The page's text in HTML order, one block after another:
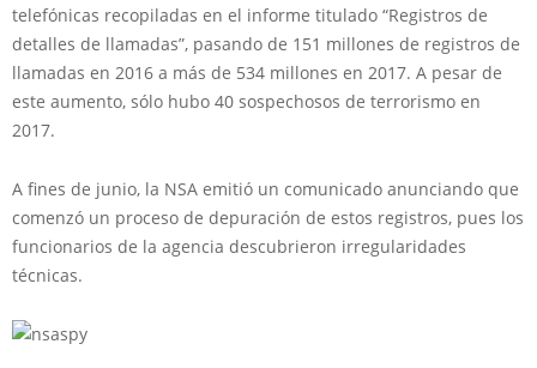
telefónicas recopiladas en el informe titulado “Registros de
detalles de llamadas”, pasando de 151 millones de registros de
llamadas en 2016 a más de 534 millones en 2017. A pesar de
este aumento, sólo hubo 40 sospechosos de terrorismo en
2017.
A fines de junio, la NSA emitió un comunicado anunciando que
comenzó un proceso de depuración de estos registros, pues los
funcionarios de la agencia descubrieron irregularidades
técnicas.